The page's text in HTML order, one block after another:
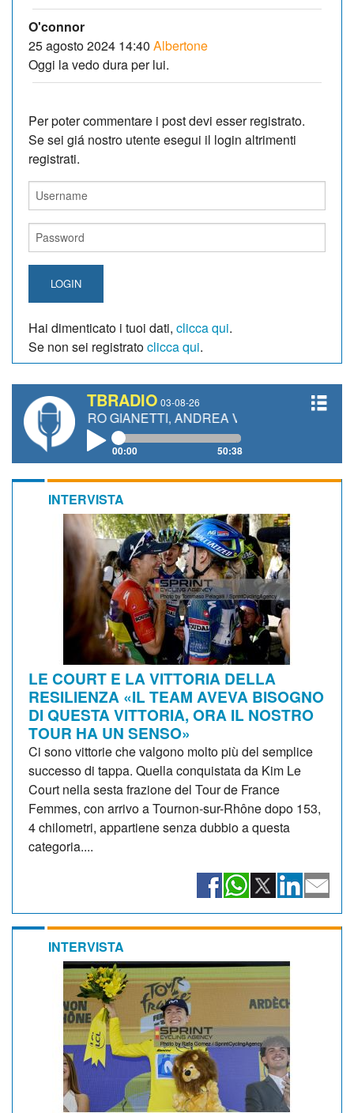
O'connor
25 agosto 2024 14:40 Albertone
Oggi la vedo dura per lui.
Per poter commentare i post devi esser registrato.
Se sei giá nostro utente esegui il login altrimenti
registrati.
LOGIN
Hai dimenticato i tuoi dati, clicca qui.
Se non sei registratoclicca qui.
TBRADIO 03-08-26
MAURO GIANETTI, ANDREA VENDRAME, FILIPPO
00:00 50:38
INTERVISTA
LE COURT E LA VITTORIA DELLA
RESILIENZA «IL TEAM AVEVA BISOGNO
DI QUESTA VITTORIA, ORA IL NOSTRO
TOUR HA UN SENSO»
Ci sono vittorie che valgono molto più del semplice
successo di tappa. Quella conquistata da Kim Le
Court nella sesta frazione del Tour de France
Femmes, con arrivo a Tournon-sur-Rhône dopo 153,
4 chilometri, appartiene senza dubbio a questa
categoria....
INTERVISTA